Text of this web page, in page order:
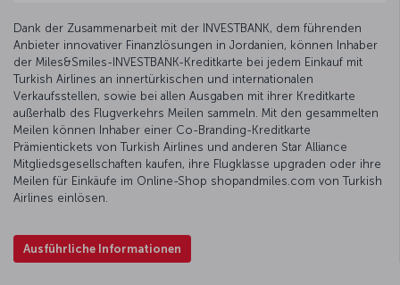
Dank der Zusammenarbeit mit der INVESTBANK, dem führenden
Anbieter innovativer Finanzlösungen in Jordanien, können Inhaber
der Miles&Smiles-INVESTBANK-Kreditkarte bei jedem Einkauf mit
Turkish Airlines an innertürkischen und internationalen
Verkaufsstellen, sowie bei allen Ausgaben mit ihrer Kreditkarte
außerhalb des Flugverkehrs Meilen sammeln. Mit den gesammelten
Meilen können Inhaber einer Co-Branding-Kreditkarte
Prämientickets von Turkish Airlines und anderen Star Alliance
Mitgliedsgesellschaften kaufen, ihre Flugklasse upgraden oder ihre
Meilen für Einkäufe im Online-Shop shopandmiles.com von Turkish
Airlines einlösen.
Ausführliche Informationen